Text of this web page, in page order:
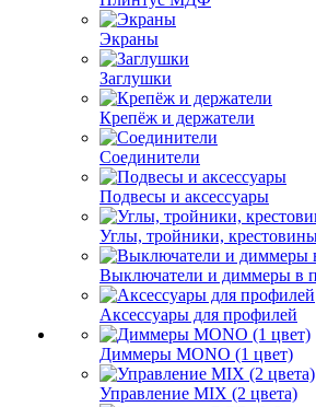
Экраны
Заглушки
Крепёж и держатели
Соединители
Подвесы и аксессуары
Углы, тройники,
Выключатели и диммеры в
Аксессуары для профилей
Диммеры MONO (1 цвет)
Управление MIX (2 цвета)